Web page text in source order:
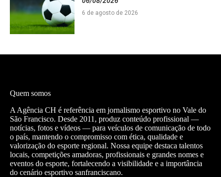
6 de agosto de 2026
Quem somos
A Agência CH é referência em jornalismo esportivo no Vale do
São Francisco. Desde 2011, produz conteúdo profissional —
notícias, fotos e vídeos — para veículos de comunicação de todo
o país, mantendo o compromisso com ética, qualidade e
valorização do esporte regional. Nossa equipe destaca talentos
locais, competições amadoras, profissionais e grandes nomes e
eventos do esporte, fortalecendo a visibilidade e a importância
do cenário esportivo sanfranciscano.